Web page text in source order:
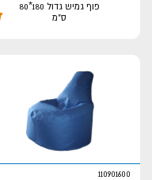
פוף גמיש גדול 180*80
ס"מ
110901600